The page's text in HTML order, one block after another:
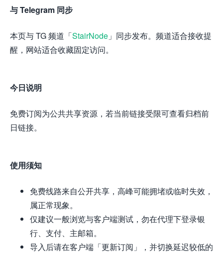
与 Telegram 同步
本页与 TG 频道「StairNode 」同步发布。频道适合接收提
醒，网站适合收藏固定访问。
今日说明
免费订阅为公共共享资源，若当前链接受限可查看归档前
日链接。
使用须知
免费线路来自公开共享，高峰可能拥堵或临时失效，
属正常现象。
仅建议一般浏览与客户端测试，勿在代理下登录银
行、支付、主邮箱。
导入后请在客户端「更新订阅」，并切换延迟较低的